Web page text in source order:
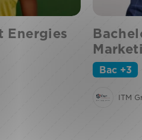
Energies
Bac +3
ITM